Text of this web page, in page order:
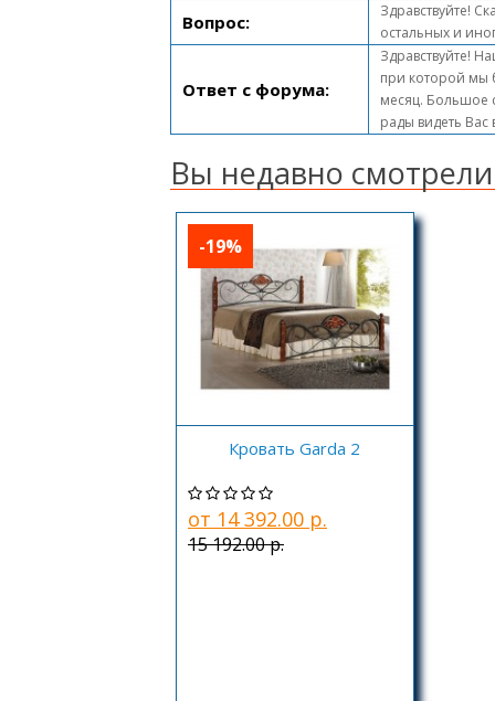
Вопрос:
Здравствуйте!
остальных и
Ответ с форума:
Здравствуйте!
при которой мы
месяц. Большое
рады видеть
Вы недавно смотрели
Кровать Garda 2
-19%
от 14 392.00 р.
15 192.00 р.